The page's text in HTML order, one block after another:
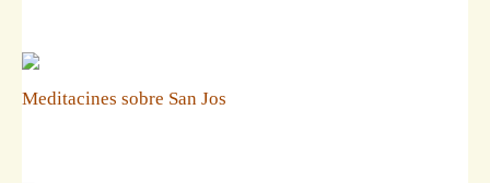
Meditacines sobre San Jos